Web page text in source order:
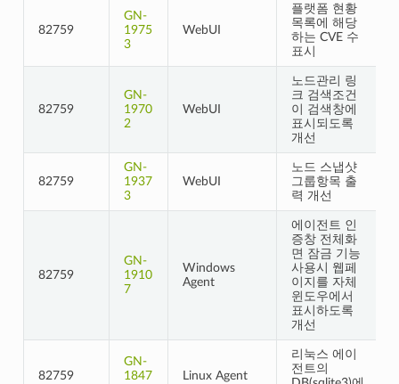
82759
GN-
1975
3
WebUI
플랫폼 현황
목록에 해당
하는 CVE 수
표시
82759
GN-
1970
2
WebUI
노드관리 링
크 검색조건
이 검색창에
표시되도록
개선
82759
GN-
1937
3
WebUI
노드 스냅샷
그룹항목 출
력 개선
82759
GN-
1910
7
Windows
Agent
에이전트 인
증창 전체화
면 잠금 기능
사용시 웹페
이지를 자체
윈도우에서
표시하도록
개선
82759
GN-
1847
Linux Agent
리눅스 에이
전트의